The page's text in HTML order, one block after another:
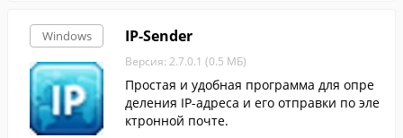
Windows IP-Sender
Версия: 2.7.0.1 (0.5 МБ)
Простая и удобная программа для опре
деления IP-адреса и его отправки по эле
ктронной почте.